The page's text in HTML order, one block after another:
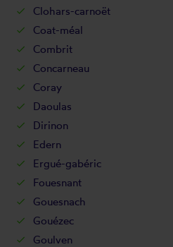
Clohars-carnoët
Coat-méal
Combrit
Concarneau
Coray
Daoulas
Dirinon
Edern
Ergué-gabéric
Fouesnant
Gouesnach
Gouézec
Goulven